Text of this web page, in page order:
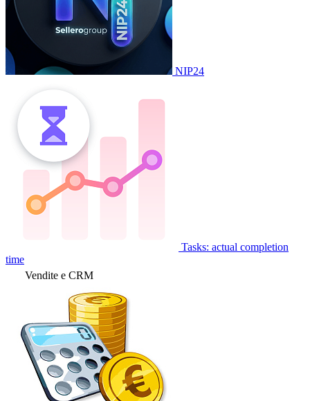
NIP24
Tasks: actual completion
time
Vendite e CRM